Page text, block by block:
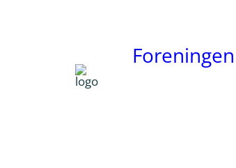
Foreningen